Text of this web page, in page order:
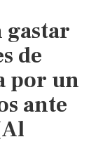
(El
de
Tabasco)
gastar
de
por un
ante